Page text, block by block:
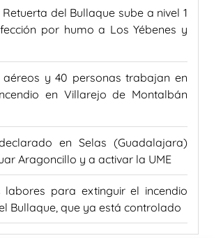
del Bullaque sube a nivel 1
por humo a Los Yébenes y
aéreos y 40 personas trabajan en
en Villarejo de Montalbán
en Selas (Guadalajara)
Aragoncillo y a activar la UME
labores para extinguir el incendio
Bullaque, que ya está controlado